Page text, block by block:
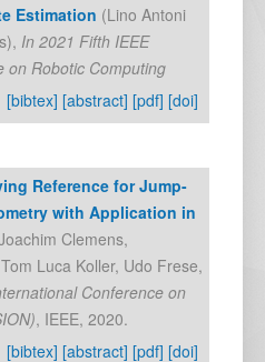
Estimation (Lino Antoni
), In 2021 Fifth IEEE
on Robotic Computing
[bibtex] [abstract] [pdf] [doi]
Reference for Jump-
with Application in
Clemens,
Tom Luca Koller, Udo Frese,
Conference on
, IEEE, 2020.
[bibtex] [abstract] [pdf] [doi]